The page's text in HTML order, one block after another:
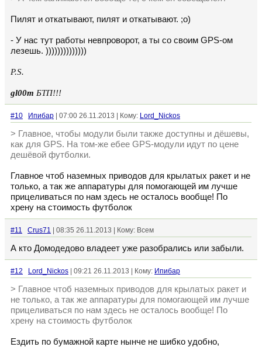
Пилят и откатывают, пилят и откатывают. ;о)
- У нас тут работы невпроворот, а ты со своим GPS-ом
лезешь. ))))))))))))))
P.S.
gl00m БТП!!!
#10 Ипибар | 07:00 26.11.2013 | Кому: Lord_Nickos
> Главное, чтобы модули были также доступны и дёшевы,
как для GPS. На том-же ебее GPS-модули идут по цене
дешёвой футболки.
Главное чтоб наземных приводов для крылатых ракет и не
только, а так же аппаратуры для помогающей им лучше
прицеливаться по нам здесь не осталось вообще! По
хрену на стоимость футболок
#11 Crus71 | 08:35 26.11.2013 | Кому: Всем
А кто Домодедово владеет уже разобрались или забыли.
#12 Lord_Nickos | 09:21 26.11.2013 | Кому: Ипибар
> Главное чтоб наземных приводов для крылатых ракет и
не только, а так же аппаратуры для помогающей им лучше
прицеливаться по нам здесь не осталось вообще! По
хрену на стоимость футболок
Ездить по бумажной карте нынче не шибко удобно,